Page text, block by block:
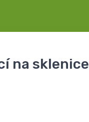
na sklenice